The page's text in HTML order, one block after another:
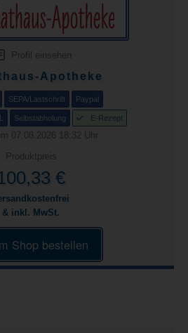
Profil einsehen
Apotheke
SEPA/Lastschrift Paypal
Selbstabholung E-Rezept
07.08.2026 18:32 Uhr
Produktpreis
€
& inkl. MwSt.
Shop bestellen